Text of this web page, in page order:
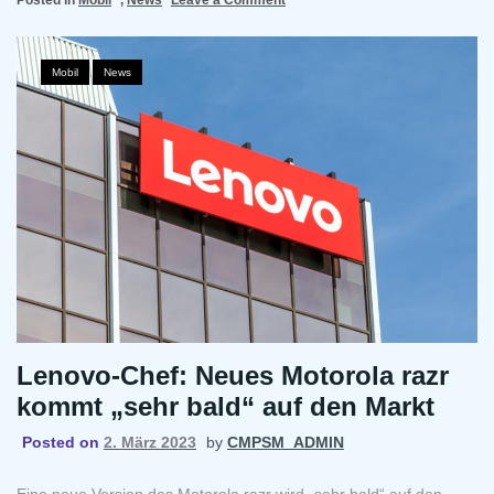
fügt
Jahre
LG
V30
Mobil , News
Lenovo-Chef: Neues Motorola razr
kommt „sehr bald“ auf den Markt
Posted on 2. März 2023 by CMPSM_ADMIN